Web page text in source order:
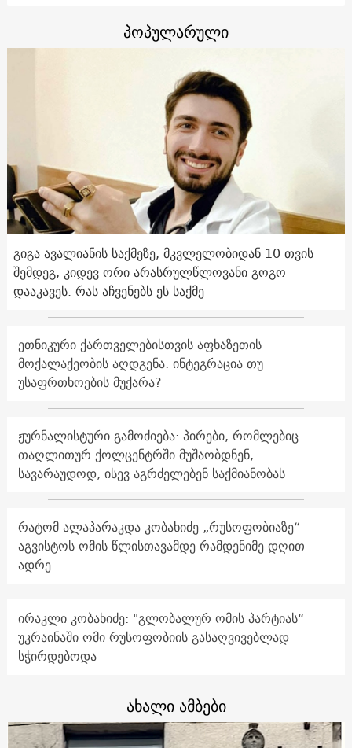
პოპულარული
გიგა ავალიანის საქმეზე, მკვლელობიდან 10 თვის
შემდეგ, კიდევ ორი არასრულწლოვანი გოგო
დააკავეს. რას აჩვენებს ეს საქმე
ეთნიკური ქართველებისთვის აფხაზეთის
მოქალაქეობის აღდგენა: ინტეგრაცია თუ
უსაფრთხოების მუქარა?
ჟურნალისტური გამოძიება: პირები, რომლებიც
თაღლითურ ქოლცენტრში მუშაობდნენ,
სავარაუდოდ, ისევ აგრძელებენ საქმიანობას
რატომ ალაპარაკდა კობახიძე „რუსოფობიაზე“
აგვისტოს ომის წლისთავამდე რამდენიმე დღით
ადრე
ირაკლი კობახიძე: "გლობალურ ომის პარტიას“
უკრაინაში ომი რუსოფობიის გასაღვივებლად
სჭირდებოდა
ახალი ამბები